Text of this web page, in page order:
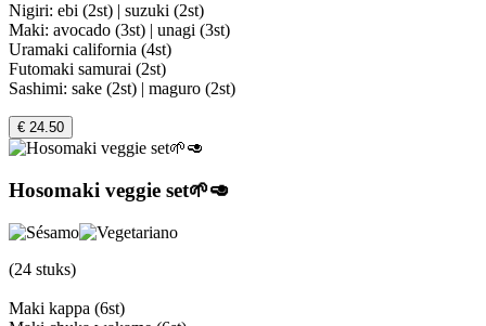
Nigiri: ebi (2st) | suzuki (2st)
Maki: avocado (3st) | unagi (3st)
Uramaki california (4st)
Futomaki samurai (2st)
Sashimi: sake (2st) | maguro (2st)
€ 24.50
Hosomaki veggie set🌱🥑
(24 stuks)
Maki kappa (6st)